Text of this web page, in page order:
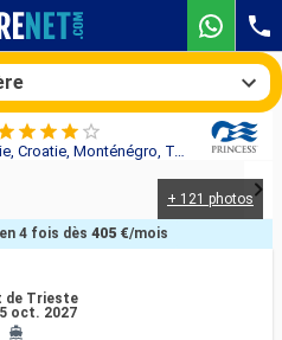
Croisière Enchanted Princess : Italie, Croatie, Monténégro, Turquie, Grèce au départ de Trieste
+ 121 photos
de Trieste
oct. 2027
4 fois dès 405 €/mois
Compagnies